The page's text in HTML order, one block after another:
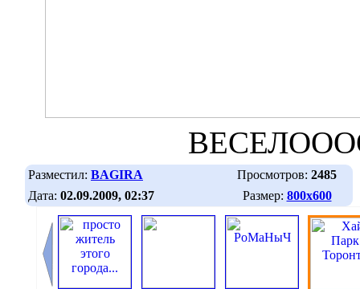
Разместил: BAGIRA Просмотров: 2485
Дата: 02.09.2009, 02:37 Размер: 800х600